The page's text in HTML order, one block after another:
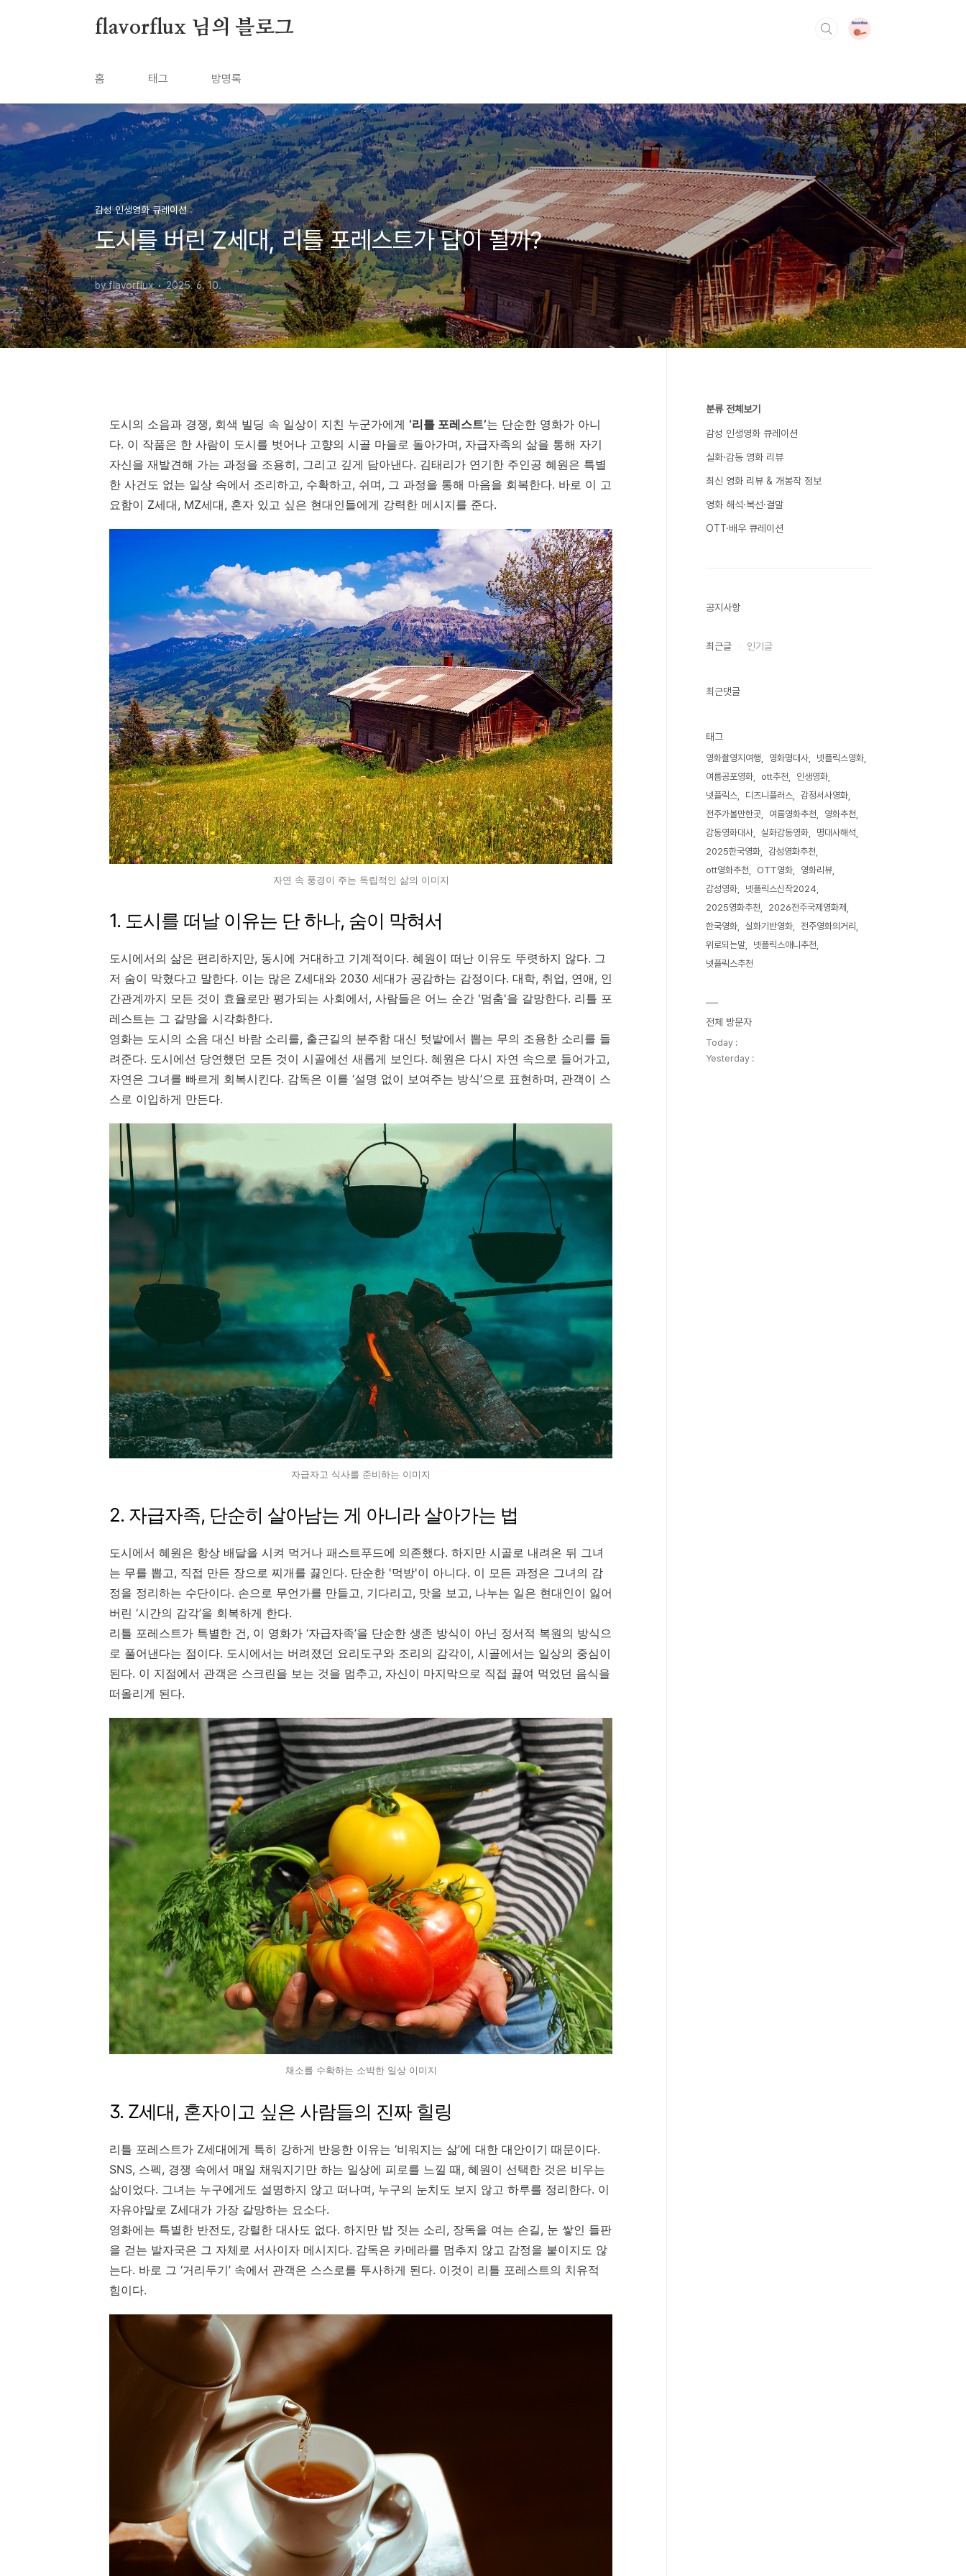
flavorflux 님의 블로그
홈 태그 방명록
감성 인생영화 큐레이션
도시를 버린 Z세대, 리틀 포레스트가 답이 될까?
by flavorflux 2025. 6. 10.
도시의 소음과 경쟁, 회색 빌딩 속 일상이 지친 누군가에게 ‘리틀 포레스트’는 단순한 영화가 아니
다. 이 작품은 한 사람이 도시를 벗어나 고향의 시골 마을로 돌아가며, 자급자족의 삶을 통해 자기
자신을 재발견해 가는 과정을 조용히, 그리고 깊게 담아낸다. 김태리가 연기한 주인공 혜원은 특별
한 사건도 없는 일상 속에서 조리하고, 수확하고, 쉬며, 그 과정을 통해 마음을 회복한다. 바로 이 고
요함이 Z세대, MZ세대, 혼자 있고 싶은 현대인들에게 강력한 메시지를 준다.
자연 속 풍경이 주는 독립적인 삶의 이미지
1. 도시를 떠날 이유는 단 하나, 숨이 막혀서
도시에서의 삶은 편리하지만, 동시에 거대하고 기계적이다. 혜원이 떠난 이유도 뚜렷하지 않다. 그
저 숨이 막혔다고 말한다. 이는 많은 Z세대와 2030 세대가 공감하는 감정이다. 대학, 취업, 연애, 인
간관계까지 모든 것이 효율로만 평가되는 사회에서, 사람들은 어느 순간 '멈춤'을 갈망한다. 리틀 포
레스트는 그 갈망을 시각화한다.
영화는 도시의 소음 대신 바람 소리를, 출근길의 분주함 대신 텃밭에서 뽑는 무의 조용한 소리를 들
려준다. 도시에선 당연했던 모든 것이 시골에선 새롭게 보인다. 혜원은 다시 자연 속으로 들어가고,
자연은 그녀를 빠르게 회복시킨다. 감독은 이를 ‘설명 없이 보여주는 방식’으로 표현하며, 관객이 스
스로 이입하게 만든다.
자급자고 식사를 준비하는 이미지
2. 자급자족, 단순히 살아남는 게 아니라 살아가는 법
도시에서 혜원은 항상 배달을 시켜 먹거나 패스트푸드에 의존했다. 하지만 시골로 내려온 뒤 그녀
는 무를 뽑고, 직접 만든 장으로 찌개를 끓인다. 단순한 '먹방'이 아니다. 이 모든 과정은 그녀의 감
정을 정리하는 수단이다. 손으로 무언가를 만들고, 기다리고, 맛을 보고, 나누는 일은 현대인이 잃어
버린 ‘시간의 감각’을 회복하게 한다.
리틀 포레스트가 특별한 건, 이 영화가 ‘자급자족’을 단순한 생존 방식이 아닌 정서적 복원의 방식으
로 풀어낸다는 점이다. 도시에서는 버려졌던 요리도구와 조리의 감각이, 시골에서는 일상의 중심이
된다. 이 지점에서 관객은 스크린을 보는 것을 멈추고, 자신이 마지막으로 직접 끓여 먹었던 음식을
떠올리게 된다.
채소를 수확하는 소박한 일상 이미지
3. Z세대, 혼자이고 싶은 사람들의 진짜 힐링
리틀 포레스트가 Z세대에게 특히 강하게 반응한 이유는 ‘비워지는 삶’에 대한 대안이기 때문이다.
SNS, 스펙, 경쟁 속에서 매일 채워지기만 하는 일상에 피로를 느낄 때, 혜원이 선택한 것은 비우는
삶이었다. 그녀는 누구에게도 설명하지 않고 떠나며, 누구의 눈치도 보지 않고 하루를 정리한다. 이
자유야말로 Z세대가 가장 갈망하는 요소다.
영화에는 특별한 반전도, 강렬한 대사도 없다. 하지만 밥 짓는 소리, 장독을 여는 손길, 눈 쌓인 들판
을 걷는 발자국은 그 자체로 서사이자 메시지다. 감독은 카메라를 멈추지 않고 감정을 붙이지도 않
는다. 바로 그 ‘거리두기’ 속에서 관객은 스스로를 투사하게 된다. 이것이 리틀 포레스트의 치유적
힘이다.
분류 전체보기
감성 인생영화 큐레이션
실화·감동 영화 리뷰
최신 영화 리뷰 & 개봉작 정보
영화 해석·복선·결말
OTT·배우 큐레이션
공지사항
최근글 인기글
최근댓글
태그
영화촬영지여행 영화명대사
넷플릭스영화
여름공포영화
ott추천
인생영화
넷플릭스
디즈니플러스
감정서사영화
전주가볼만한곳
여름영화추천
영화추천
감동영화대사
실화감동영화
명대사해석
2025한국영화
감성영화추천
ott영화추천
OTT영화
영화리뷰
감성영화
넷플릭스신작2024
2025영화추천
2026전주국제영화제
한국영화
실화기반영화
전주영화의거리
위로되는말
넷플릭스애니추천
넷플릭스추천
전체 방문자
Today :
Yesterday :